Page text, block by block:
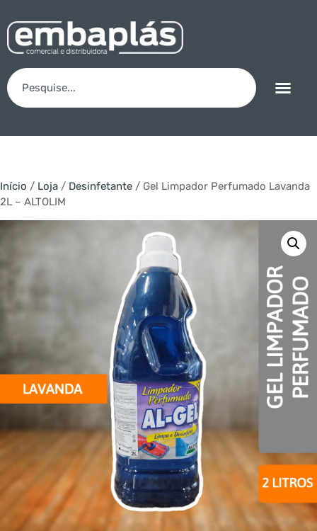
Início / Loja / Desinfetante / Gel Limpador Perfumado Lavanda
2L – ALTOLIM